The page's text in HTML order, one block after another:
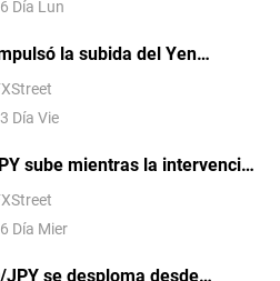
Día Lun
la subida del Yen
de 162.60 a 160.60 en una
Día Vie
sube mientras la intervención
se desvanece, los
apuntan a 160.00
Día Mier
JPY se desploma desde